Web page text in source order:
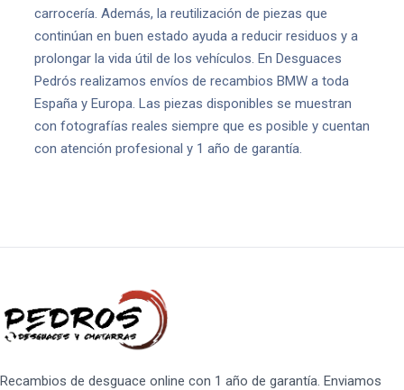
carrocería. Además, la reutilización de piezas que
continúan en buen estado ayuda a reducir residuos y a
prolongar la vida útil de los vehículos. En Desguaces
Pedrós realizamos envíos de recambios BMW a toda
España y Europa. Las piezas disponibles se muestran
con fotografías reales siempre que es posible y cuentan
con atención profesional y 1 año de garantía.
Recambios de desguace online con 1 año de garantía. Enviamos